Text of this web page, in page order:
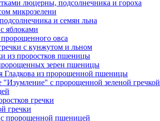
люцерны, подсолнечника и гороха
микрозелени
и семян льна
яблоками
овса
с кунжутом и льном
из проростков пшеницы
зерен пшеницы
Гладкова из пророщенной пшеницы
с пророщенной зеленой гречкой
гречки
гречки
пророщенной пшеницей